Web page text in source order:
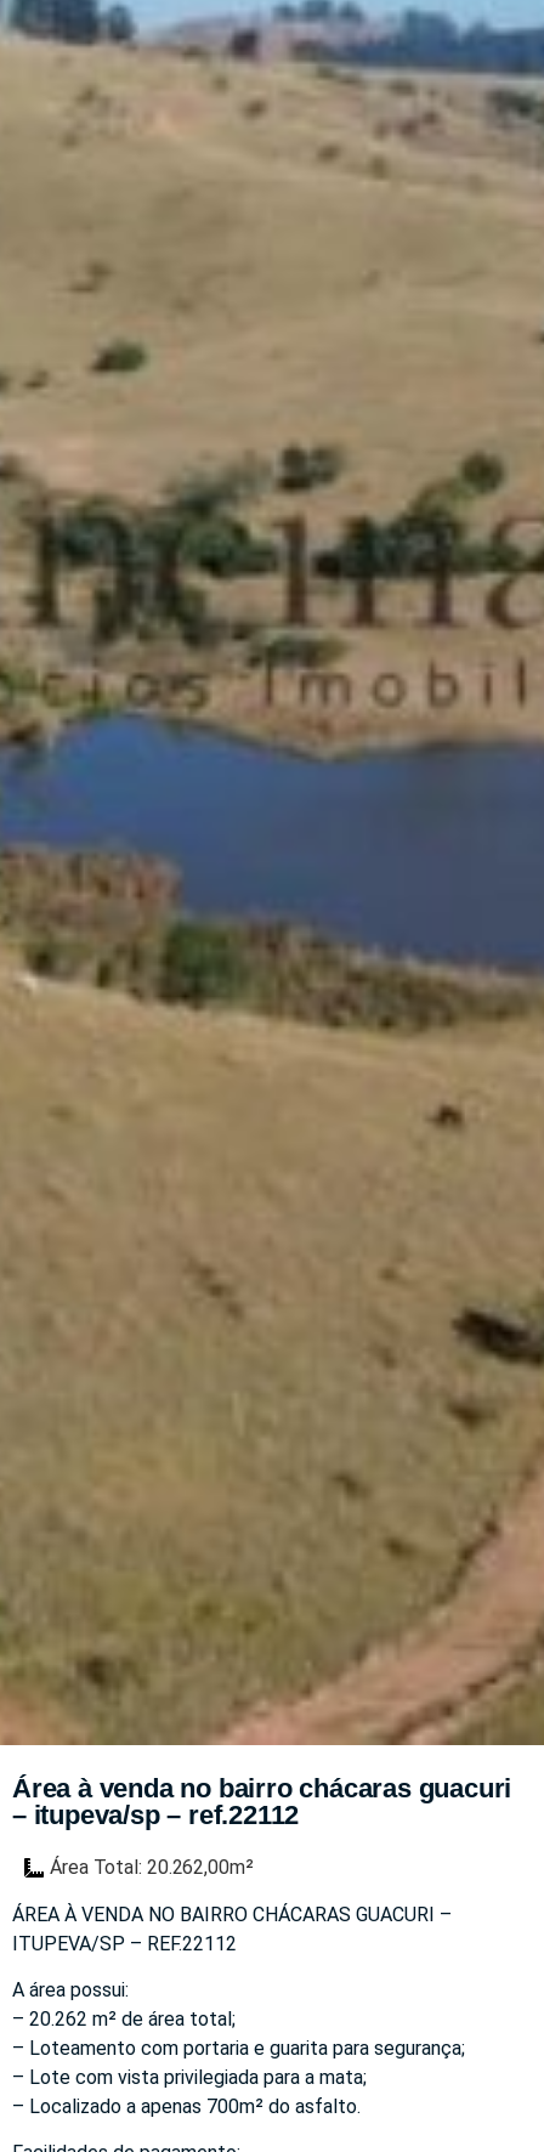
Área à venda no bairro chácaras guacuri
– itupeva/sp – ref.22112
Área Total: 20.262,00m²
ÁREA À VENDA NO BAIRRO CHÁCARAS GUACURI –
ITUPEVA/SP – REF.22112
A área possui:
– 20.262 m² de área total;
– Loteamento com portaria e guarita para segurança;
– Lote com vista privilegiada para a mata;
– Localizado a apenas 700m² do asfalto.